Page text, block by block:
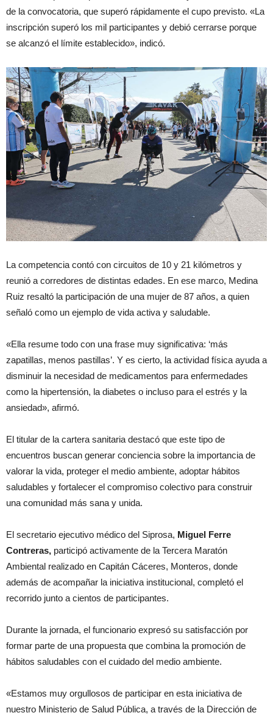
de la convocatoria, que superó rápidamente el cupo previsto. «La
inscripción superó los mil participantes y debió cerrarse porque
se alcanzó el límite establecido», indicó.
La competencia contó con circuitos de 10 y 21 kilómetros y
reunió a corredores de distintas edades. En ese marco, Medina
Ruiz resaltó la participación de una mujer de 87 años, a quien
señaló como un ejemplo de vida activa y saludable.
«Ella resume todo con una frase muy significativa: ‘más
zapatillas, menos pastillas’. Y es cierto, la actividad física ayuda a
disminuir la necesidad de medicamentos para enfermedades
como la hipertensión, la diabetes o incluso para el estrés y la
ansiedad», afirmó.
El titular de la cartera sanitaria destacó que este tipo de
encuentros buscan generar conciencia sobre la importancia de
valorar la vida, proteger el medio ambiente, adoptar hábitos
saludables y fortalecer el compromiso colectivo para construir
una comunidad más sana y unida.
El secretario ejecutivo médico del Siprosa, Miguel Ferre
Contreras, participó activamente de la Tercera Maratón
Ambiental realizado en Capitán Cáceres, Monteros, donde
además de acompañar la iniciativa institucional, completó el
recorrido junto a cientos de participantes.
Durante la jornada, el funcionario expresó su satisfacción por
formar parte de una propuesta que combina la promoción de
hábitos saludables con el cuidado del medio ambiente.
«Estamos muy orgullosos de participar en esta iniciativa de
nuestro Ministerio de Salud Pública, a través de la Dirección de